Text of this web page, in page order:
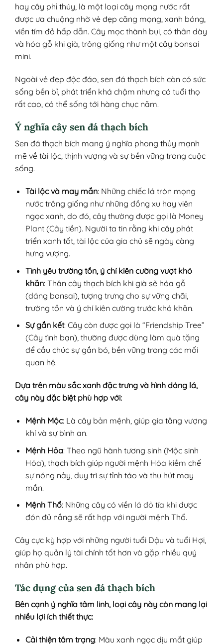
hay cây phỉ thúy, là một loại cây mọng nước rất
được ưa chuộng nhờ vẻ đẹp căng mọng, xanh bóng,
viền tím đỏ hấp dẫn. Cây mọc thành bụi, có thân dày
và hóa gỗ khi già, trông giống như một cây bonsai
mini.
Ngoài vẻ đẹp độc đáo, sen đá thạch bích còn có sức
sống bền bỉ, phát triển khá chậm nhưng có tuổi thọ
rất cao, có thể sống tới hàng chục năm.
Ý nghĩa cây sen đá thạch bích
Sen đá thạch bích mang ý nghĩa phong thủy mạnh
mẽ về tài lộc, thịnh vượng và sự bền vững trong cuộc
sống.
Tài lộc và may mắn: Những chiếc lá tròn mọng
nước trông giống như những đồng xu hay viên
ngọc xanh, do đó, cây thường được gọi là Money
Plant (Cây tiền). Người ta tin rằng khi cây phát
triển xanh tốt, tài lộc của gia chủ sẽ ngày càng
hưng vượng.
Tình yêu trường tồn, ý chí kiên cường vượt khó
khăn: Thân cây thạch bích khi già sẽ hóa gỗ
(dáng bonsai), tượng trưng cho sự vững chãi,
trường tồn và ý chí kiên cường trước khó khăn.
Sự gắn kết: Cây còn được gọi là “Friendship Tree”
(Cây tình bạn), thường được dùng làm quà tặng
để cầu chúc sự gắn bó, bền vững trong các mối
quan hệ.
Dựa trên màu sắc xanh đặc trưng và hình dáng lá,
cây này đặc biệt phù hợp với:
Mệnh Mộc: Là cây bản mệnh, giúp gia tăng vượng
khí và sự bình an.
Mệnh Hỏa: Theo ngũ hành tương sinh (Mộc sinh
Hỏa), thạch bích giúp người mệnh Hỏa kiềm chế
sự nóng nảy, duy trì sự tỉnh táo và thu hút may
mắn.
Mệnh Thổ: Những cây có viền lá đỏ tía khi được
đón đủ nắng sẽ rất hợp với người mệnh Thổ.
Cây cực kỳ hợp với những người tuổi Dậu và tuổi Hợi,
giúp họ quản lý tài chính tốt hơn và gặp nhiều quý
nhân phù hợp.
Tác dụng của sen đá thạch bích
Bên cạnh ý nghĩa tâm linh, loại cây này còn mang lại
nhiều lợi ích thiết thực:
Cải thiện tâm trạng: Màu xanh ngọc dịu mắt giúp